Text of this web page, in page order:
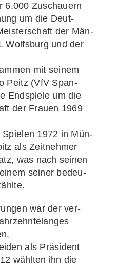
6.000 Zuschau­ern
um die Deut­
der Män­
Wolfs­burg und der
mit sei­nem
Peitz (VfV Span­
End­spie­le um die
der Frau­en 1969
Spie­len 1972 in Mün­
als Zeit­neh­mer
was nach sei­nen
sei­ner bedeu­
war der ver­
als Prä­si­dent
wähl­ten ihn die